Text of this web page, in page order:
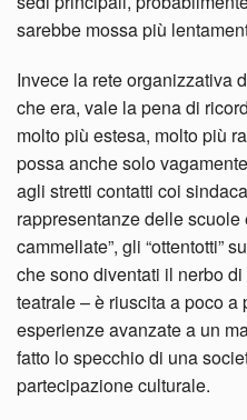
sarebbe mossa più
Invece la rete organizzativa
che era, vale la pena di
molto più estesa, molto più
possa anche solo
agli stretti contatti coi
rappresentanze delle
cammellate”, gli “ottentotti”
che sono diventati il nerbo
teatrale – è riuscita a poco a
esperienze avanzate a un
fatto lo specchio di una
partecipazione culturale.